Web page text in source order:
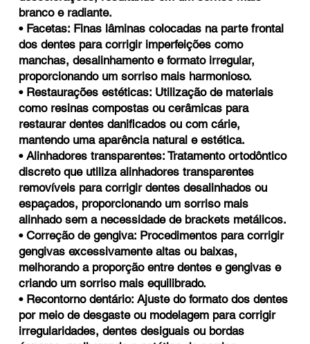
branco e radiante.
• Facetas: Finas lâminas colocadas na parte frontal
dos dentes para corrigir imperfeições como
manchas, desalinhamento e formato irregular,
proporcionando um sorriso mais harmonioso.
• Restaurações estéticas: Utilização de materiais
como resinas compostas ou cerâmicas para
restaurar dentes danificados ou com cárie,
mantendo uma aparência natural e estética.
• Alinhadores transparentes: Tratamento ortodôntico
discreto que utiliza alinhadores transparentes
removíveis para corrigir dentes desalinhados ou
espaçados, proporcionando um sorriso mais
alinhado sem a necessidade de brackets metálicos.
• Correção de gengiva: Procedimentos para corrigir
gengivas excessivamente altas ou baixas,
melhorando a proporção entre dentes e gengivas e
criando um sorriso mais equilibrado.
• Recontorno dentário: Ajuste do formato dos dentes
por meio de desgaste ou modelagem para corrigir
irregularidades, dentes desiguais ou bordas